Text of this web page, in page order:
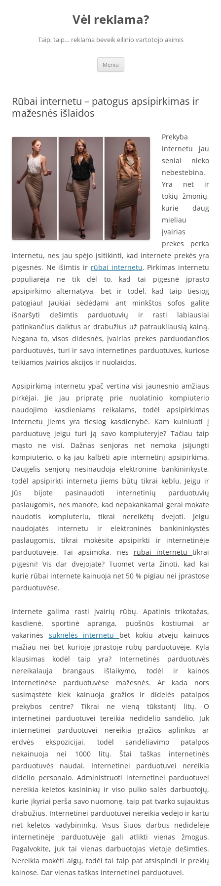
Vėl reklama?
Taip, taip… reklama beveik eilinio vartotojo akimis
Meniu Pereiti
turinio
Rūbai internetu – patogus apsipirkimas ir
mažesnės išlaidos
Prekyba
internetu jau
seniai nieko
nebestebina.
Yra net ir
tokių žmonių,
kurie daug
mieliau
įvairias
prekes perka
internetu, nes jau spėjo įsitikinti, kad internete prekės yra
pigesnės. Ne išimtis ir rūbai internetu. Pirkimas internetu
populiarėja ne tik dėl to, kad tai pigesnė įprasto
apsipirkimo alternatyva, bet ir todėl, kad taip tiesiog
patogiau! Jaukiai sėdėdami ant minkštos sofos galite
išnaršyti dešimtis parduotuvių ir rasti labiausiai
patinkančius daiktus ar drabužius už patraukliausią kainą.
Negana to, visos didesnės, įvairias prekes parduodančios
parduotuvės, turi ir savo internetines parduotuves, kuriose
teikiamos įvairios akcijos ir nuolaidos.
Apsipirkimą internetu ypač vertina visi jaunesnio amžiaus
pirkėjai. Jie jau pripratę prie nuolatinio kompiuterio
naudojimo kasdieniams reikalams, todėl apsipirkimas
internetu jiems yra tiesiog kasdienybė. Kam kulniuoti į
parduotuvę jeigu turi ją savo kompiuteryje? Tačiau taip
mąsto ne visi. Dažnas senjoras net nemoka įsijungti
kompiuterio, o ką jau kalbėti apie internetinį apsipirkimą.
Daugelis senjorų nesinaudoja elektronine bankininkyste,
todėl apsipirkti internetu jiems būtų tikrai keblu. Jeigu ir
Jūs bijote pasinaudoti internetinių parduotuvių
paslaugomis, nes manote, kad nepakankamai gerai mokate
naudotis kompiuteriu, tikrai nereikėtų dvejoti. Jeigu
naudojatės internetu ir elektroninės bankininkystės
paslaugomis, tikrai mokėsite apsipirkti ir internetinėje
parduotuvėje. Tai apsimoka, nes rūbai internetutikrai
pigesni! Vis dar dvejojate? Tuomet verta žinoti, kad kai
kurie rūbai internete kainuoja net 50 % pigiau nei įprastose
parduotuvėse.
Internete galima rasti įvairių rūbų. Apatinis trikotažas,
kasdienė, sportinė apranga, puošnūs kostiumai ar
vakarinės suknelės internetu bet kokiu atveju kainuos
mažiau nei bet kurioje įprastoje rūbų parduotuvėje. Kyla
klausimas kodėl taip yra? Internetinės parduotuvės
nereikalauja brangaus išlaikymo, todėl ir kainos
internetinėse parduotuvėse mažesnės. Ar kada nors
susimąstėte kiek kainuoja gražios ir didelės patalpos
prekybos centre? Tikrai ne vieną tūkstantį litų. O
internetinei parduotuvei tereikia nedidelio sandėlio. Juk
internetinei parduotuvei nereikia gražios aplinkos ar
erdvės ekspozicijai, todėl sandėliavimo patalpos
nekainuoja nei 1000 litų. Štai taškas internetinės
parduotuvės naudai. Internetinei parduotuvei nereikia
didelio personalo. Administruoti internetinei parduotuvei
nereikia keletos kasininkų ir viso pulko salės darbuotojų,
kurie įkyriai perša savo nuomonę, taip pat tvarko sujauktus
drabužius. Internetinei parduotuvei nereikia vedėjo ir kartu
net keletos vadybininkų. Visus šiuos darbus nedidelėje
internetinėje parduotuvėje gali atlikti vienas žmogus.
Pagalvokite, juk tai vienas darbuotojas vietoje dešimties.
Nereikia mokėti algų, todėl tai taip pat atsispindi ir prekių
kainose. Dar vienas taškas internetinei parduotuvei.